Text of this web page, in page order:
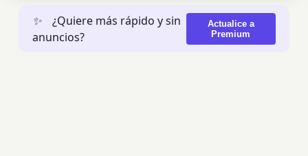
✨
¿Quiere más rápido y sin
anuncios?
Actualice a
Premium